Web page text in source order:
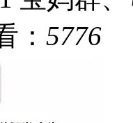
： 5776